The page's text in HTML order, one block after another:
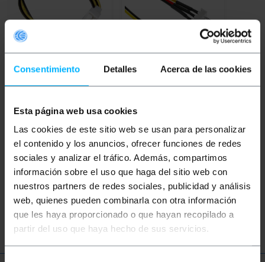
Consentimiento Detalles Acerca de las cookies
Esta página web usa cookies
Las cookies de este sitio web se usan para personalizar
el contenido y los anuncios, ofrecer funciones de redes
sociales y analizar el tráfico. Además, compartimos
información sobre el uso que haga del sitio web con
nuestros partners de redes sociales, publicidad y análisis
web, quienes pueden combinarla con otra información
que les haya proporcionado o que hayan recopilado a
partir del uso que haya hecho de sus servicios.
3P-M (ventilator)
PVP
€1,22
€1,22 VAT inc.
PVD
€ 1,06
Onmiddellijke levering
REF:
Aantal
3pin 30cm (M / H)
PVP
€ 1,91
€1,91VAT inc.
PVD
€1,68
Onmiddellijke levering
REF:
Aantal